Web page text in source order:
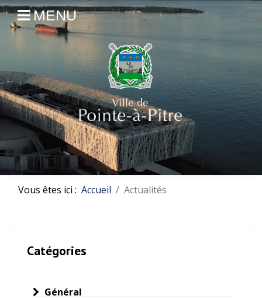
MENU
Vous êtes ici : Accueil Actualités
Catégories
Général